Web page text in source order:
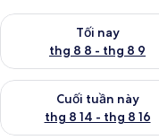
Tối nay
thg 8 8 - thg 8 9
Kiểm tra lượng phòng
Cuối tuần này
thg 8 14 - thg 8 16
Kiểm tra lượng phòng